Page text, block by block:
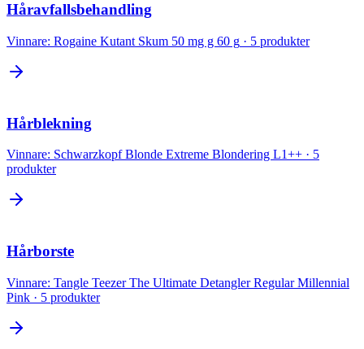
Håravfallsbehandling
Vinnare: Rogaine Kutant Skum 50 mg g 60 g · 5 produkter
Hårblekning
Vinnare: Schwarzkopf Blonde Extreme Blondering L1++ · 5
produkter
Hårborste
Vinnare: Tangle Teezer The Ultimate Detangler Regular Millennial
Pink · 5 produkter